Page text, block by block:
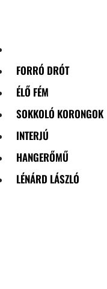
FORRÓ DRÓT
ÉLŐ FÉM
SOKKOLÓ KORONGOK
INTERJÚ
HANGERŐMŰ
LÉNÁRD LÁSZLÓ